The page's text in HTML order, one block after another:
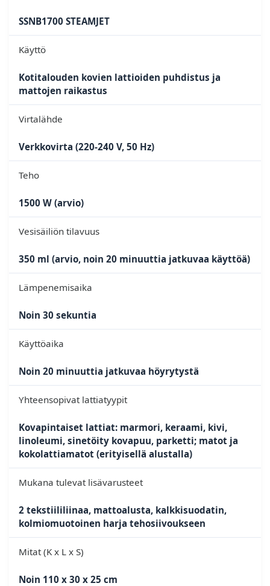
SSNB1700 STEAMJET
Käyttö
Kotitalouden kovien lattioiden puhdistus ja
mattojen raikastus
Virtalähde
Verkkovirta (220-240 V, 50 Hz)
Teho
1500 W (arvio)
Vesisäiliön tilavuus
350 ml (arvio, noin 20 minuuttia jatkuvaa käyttöä)
Lämpenemisaika
Noin 30 sekuntia
Käyttöaika
Noin 20 minuuttia jatkuvaa höyrytystä
Yhteensopivat lattiatyypit
Kovapintaiset lattiat: marmori, keraami, kivi,
linoleumi, sinetöity kovapuu, parketti; matot ja
kokolattiamatot (erityisellä alustalla)
Mukana tulevat lisävarusteet
2 tekstiililiinaa, mattoalusta, kalkkisuodatin,
kolmiomuotoinen harja tehosiivoukseen
Mitat (K x L x S)
Noin 110 x 30 x 25 cm